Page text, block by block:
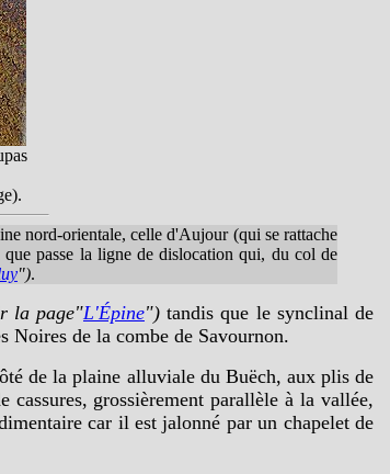
nord-orientale, celle d'Aujour (qui se rattache
passe la ligne de dislocation qui, du col de
").
la page"L'Épine")tandis que le synclinal de
Noires de la combe de Savournon.
de la plaine alluviale du Buëch, aux plis de
grossièrement parallèle à la vallée,
car il est jalonné par un chapelet de